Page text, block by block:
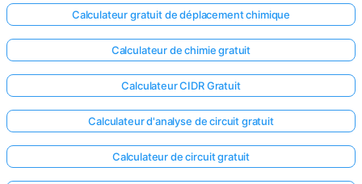
Calculateur gratuit de déplacement chimique
Calculateur de chimie gratuit
Calculateur CIDR Gratuit
Calculateur d'analyse de circuit gratuit
Calculateur de circuit gratuit